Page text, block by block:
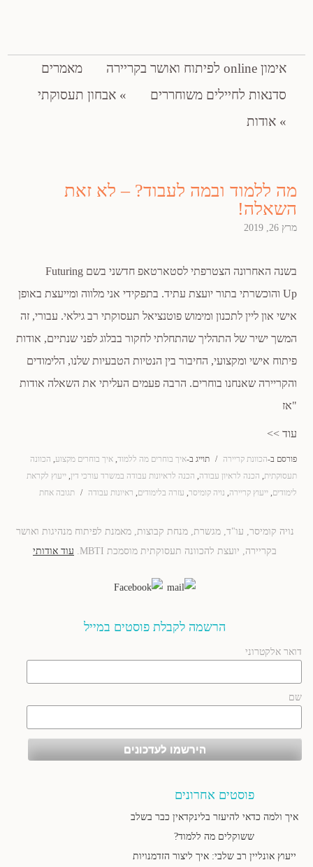
נויה קומיסר – תקשורת פותרת
דילוג לתוכן
אימון online לפיתוח ואושר בקריירה
מאמרים
סדנאות לחיילים משוחררים
אבחון תעסוקתי
אודות
מה ללמוד ובמה לעבוד? – לא זאת
השאלה!
מרץ 26, 2019
בשנה האחרונה הצטרפתי לסטארטאפ חדשני בשם Futuring
Up והוכשרתי בתור יועצת עתיד. בתפקידי אני מלווה ומייעצת באופן
אישי און ליין לתכנון ומימוש פוטנציאל תעסוקתי רב גילאי. עבורי, זה
המשך ישיר של התהליך שהתחלתי לחקור בבלוג לפני שנתיים, אודות
פיתוח אישי ומקצועי, החיבור בין הנטיות הטבעיות שלנו, הלימודים
והקריירה שאנחנו בוחרים. הרבה פעמים העליתי את השאלה אודות
"אז
עוד >>
פורסם ב-הכוונת קריירה / תוייג ב-איך בוחרים מה ללמוד,איך בוחרים מקצוע, הכוונה
תעסוקתית, הכנה לראיון עבודה, הכנה לראיונות עבודה במשרד עורכי דין,ייעוץ לקראת
לימודים,ייעוץ קריירה, נויה קומיסר, עזרה בלימודים, ראיונות עבודה / תגובה אחת
נויה קומיסר, עו"ד, מגשרת, מנחת קבוצות, מאמנת לפיתוח מנהיגות ואושר
בקריירה, יועצת להכוונה תעסוקתית מוסמכת MBTI.
עוד אודותי
הרשמה לקבלת פוסטים במייל
דואר אלקטרוני
שם
פוסטים אחרונים
איך ולמה כדאי להיעזר בלינקדאין כבר בשלב
ששוקלים מה ללמוד?
ייעוץ אונליין רב שלבי: איך ליצור הזדמנויות